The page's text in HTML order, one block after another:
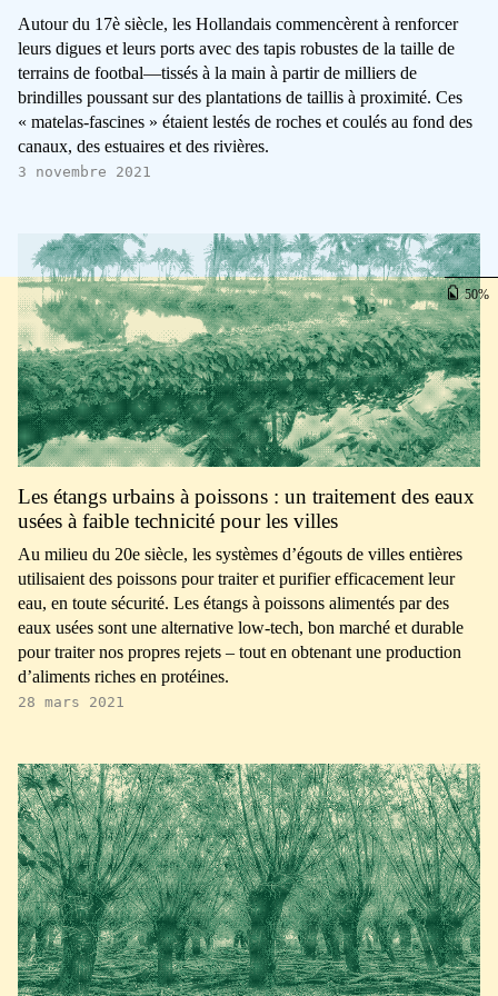
50
Autour du 17è siècle, les Hollandais commencèrent à renforcer
leurs digues et leurs ports avec des tapis robustes de la taille de
terrains de footbal—tissés à la main à partir de milliers de
brindilles poussant sur des plantations de taillis à proximité. Ces
« matelas-fascines » étaient lestés de roches et coulés au fond des
canaux, des estuaires et des rivières.
3 novembre 2021
Les étangs urbains à poissons : un traitement des eaux
usées à faible technicité pour les villes
Au milieu du 20e siècle, les systèmes d’égouts de villes entières
utilisaient des poissons pour traiter et purifier efficacement leur
eau, en toute sécurité. Les étangs à poissons alimentés par des
eaux usées sont une alternative low-tech, bon marché et durable
pour traiter nos propres rejets – tout en obtenant une production
d’aliments riches en protéines.
28 mars 2021